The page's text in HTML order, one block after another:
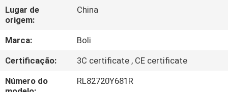
VÍDEOS
SOBRE
NÓS
Lugar de
origem:
China
Marca:
Boli
Certificação:
3C certificate , CE certificate
Número do
RL82720Y681R